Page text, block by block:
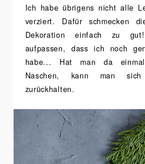
Ich habe übrigens nicht alle
verziert. Dafür schmecken
Dekoration einfach zu
aufpassen, dass ich noch
habe... Hat man da
Naschen, kann man
zurückhalten.